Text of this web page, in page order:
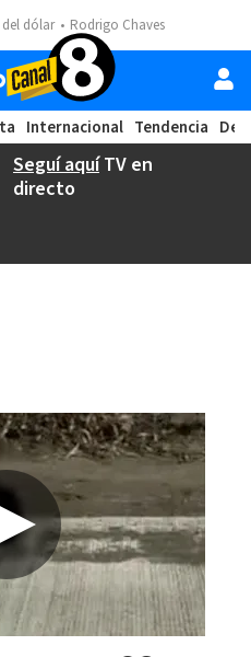
dólar Rodrigo Chaves
Internacional Tendencia
Seguí aquíTV en
directo